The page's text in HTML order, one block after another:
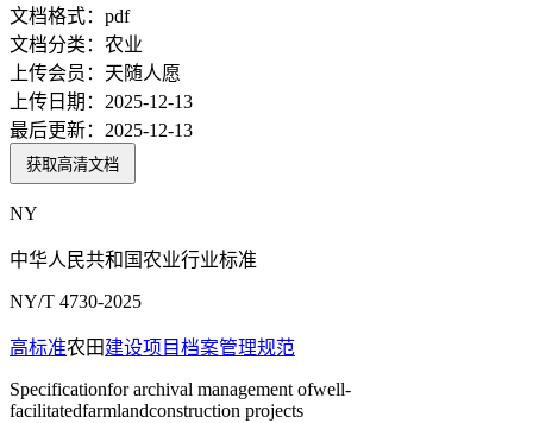
文档格式： pdf
文档分类： 农业
上传会员： 天随人愿
上传日期： 2025-12-13
最后更新： 2025-12-13
获取高清文档
NY
中华人民共和国农业行业标准
NY/T 4730-2025
高标准农田建设项目档案管理规范
Specificationfor archival management ofwell-
facilitatedfarmlandconstruction projects